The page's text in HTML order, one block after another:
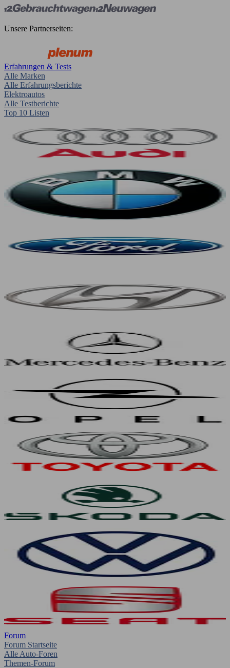
Unsere Partnerseiten:
Erfahrungen & Tests
Alle Marken
Alle Erfahrungsberichte
Elektroautos
Alle Testberichte
Top 10 Listen
Forum
Forum Startseite
Alle Auto-Foren
Themen-Forum